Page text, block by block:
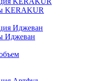
KERAKUR
Иджеван
Иджеван